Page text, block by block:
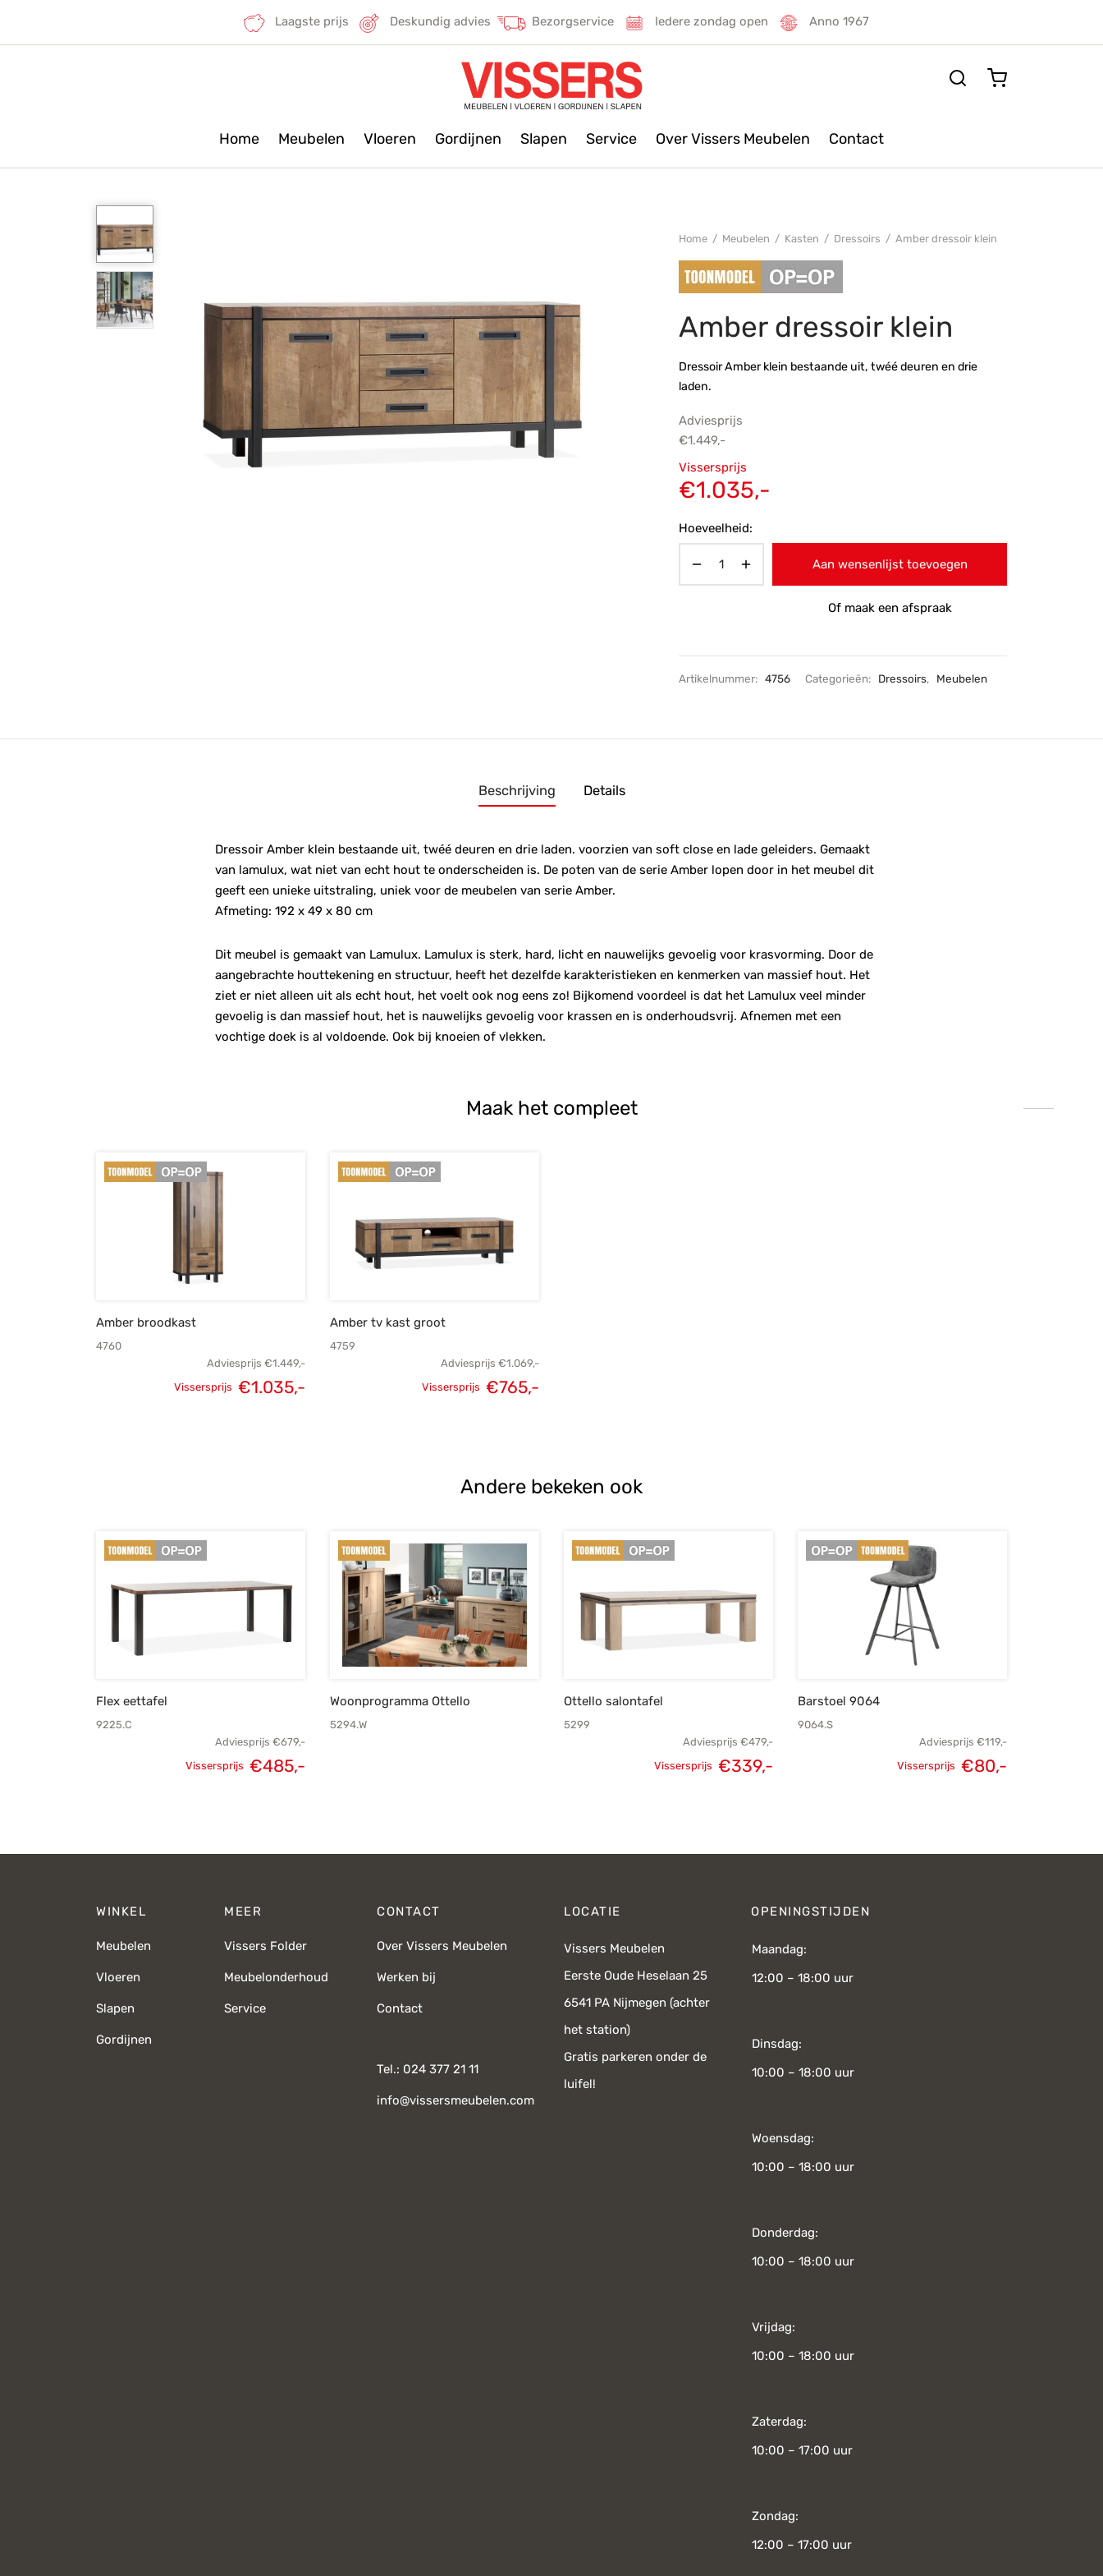
Laagste prijs Deskundig advies Bezorgservice Iedere zondag open Anno 1967
Home Meubelen Vloeren Gordijnen Slapen Service Over Vissers Meubelen Contact
Home / Meubelen / Kasten / Dressoirs / Amber dressoir klein
Amber dressoir klein
Dressoir Amber klein bestaande uit, twéé deuren en drie
laden.
Adviesprijs
€1.449,-
Oorspronkelijke
prijs was:
Vissersprijs
€1.035,-
Hoeveelheid:
Aan wensenlijst toevoegen
Of maak een afspraak
Artikelnummer: 4756 Categorieën: Dressoirs, Meubelen
Beschrijving Details
Dressoir Amber klein bestaande uit, twéé deuren en drie laden. voorzien van soft close en lade geleiders. Gemaakt
van lamulux, wat niet van echt hout te onderscheiden is. De poten van de serie Amber lopen door in het meubel dit
geeft een unieke uitstraling, uniek voor de meubelen van serie Amber.
Afmeting: 192 x 49 x 80 cm
Dit meubel is gemaakt van Lamulux. Lamulux is sterk, hard, licht en nauwelijks gevoelig voor krasvorming. Door de
aangebrachte houttekening en structuur, heeft het dezelfde karakteristieken en kenmerken van massief hout. Het
ziet er niet alleen uit als echt hout, het voelt ook nog eens zo! Bijkomend voordeel is dat het Lamulux veel minder
gevoelig is dan massief hout, het is nauwelijks gevoelig voor krassen en is onderhoudsvrij. Afnemen met een
vochtige doek is al voldoende. Ook bij knoeien of vlekken.
Maak het compleet
Amber broodkast
4760
Adviesprijs €1.449,-
Vissersprijs €1.035,-
Amber tv kast groot
4759
Adviesprijs €1.069,-
Vissersprijs €765,-
Andere bekeken ook
Flex eettafel
9225.C
Adviesprijs €679,-
Vissersprijs €485,-
Woonprogramma Ottello
5294.W
Ottello salontafel
5299
Adviesprijs €479,-
Vissersprijs €339,-
Barstoel 9064
9064.S
Adviesprijs €119,-
Vissersprijs €80,-
WINKEL
Meubelen
Vloeren
Slapen
Gordijnen
MEER
Vissers Folder
Meubelonderhoud
Service
CONTACT
Over Vissers Meubelen
Werken bij
Contact
Tel.: 024 377 21 11
info@vissersmeubelen.com
LOCATIE
Vissers Meubelen
Eerste Oude Heselaan 25
6541 PA Nijmegen (achter
het station)
Gratis parkeren onder de
luifel!
OPENINGSTIJDEN
Maandag:
12:00 – 18:00 uur
Dinsdag:
10:00 – 18:00 uur
Woensdag:
10:00 – 18:00 uur
Donderdag:
10:00 – 18:00 uur
Vrijdag:
10:00 – 18:00 uur
Zaterdag:
10:00 – 17:00 uur
Zondag:
12:00 – 17:00 uur